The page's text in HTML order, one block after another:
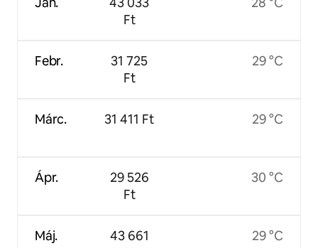
Febr.
Márc.
Ápr.
Máj.
Ft
31 725
Ft
31 411 Ft
29 526
Ft
43 661
29 °C
29 °C
30 °C
29 °C